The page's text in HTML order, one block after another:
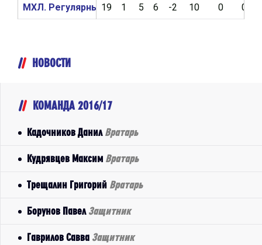
19 1 5 6 -2 10 0 0
МХЛ. Регулярный чемпионат 2016/2017
НОВОСТИ
КОМАНДА 2016/17
Кадочников Данил Вратарь
Кудрявцев Максим Вратарь
Трещалин Григорий Вратарь
Борунов Павел Защитник
Гаврилов Савва Защитник